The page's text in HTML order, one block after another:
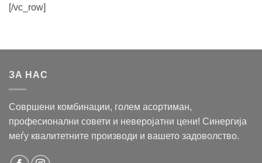
[/vc_row]
ЗА НАС
Совршени комбинации, голем асортиман,
професионални совети и неверојатни цени! Синергија
меѓу квалитетните производи и вашето задоволство.